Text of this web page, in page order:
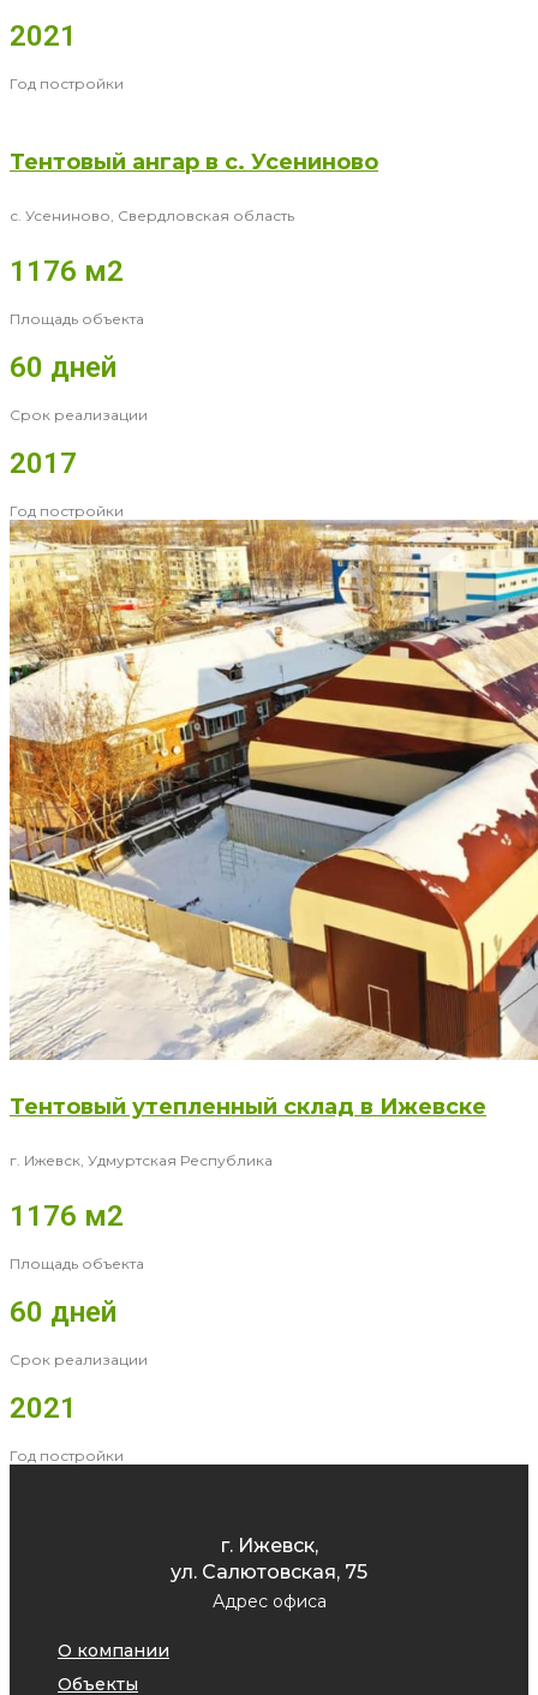
2021
Год постройки
Тентовый ангар в с. Усениново
с. Усениново, Свердловская область
1176 м2
Площадь объекта
60 дней
Срок реализации
2017
Год постройки
Тентовый утепленный склад в Ижевске
г. Ижевск, Удмуртская Республика
1176 м2
Площадь объекта
60 дней
Срок реализации
2021
Год постройки
г. Ижевск,
ул. Салютовская, 75
Адрес офиса
О компании
Объекты